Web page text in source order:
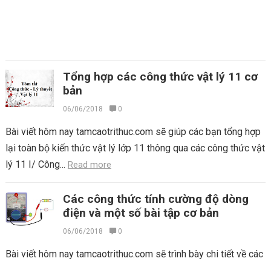
Tổng hợp các công thức vật lý 11 cơ
bản
06/06/2018 0
Bài viết hôm nay tamcaotrithuc.com sẽ giúp các bạn tổng hợp
lại toàn bộ kiến thức vật lý lớp 11 thông qua các công thức vật
lý 11 I/ Công... Read more
Các công thức tính cường độ dòng
điện và một số bài tập cơ bản
06/06/2018 0
Bài viết hôm nay tamcaotrithuc.com sẽ trình bày chi tiết về các